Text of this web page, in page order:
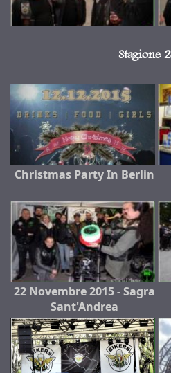
Stagione
Christmas Party In Berlin
22 Novembre 2015 - Sagra
Sant'Andrea